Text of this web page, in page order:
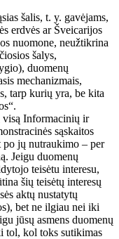
šalis, t. y. gavėjams,
erdvės ar Šveicarijos
nuomone, neužtikrina
šalys,
duomenų
mechanizmais,
tarp kurių yra, be kita
visą Informacinių ir
sąskaitos
jų nutraukimo – per
Jeigu duomenų
teisėtu interesu,
šių teisėtų interesų
aktų nustatytų
bet ne ilgiau nei iki
jūsų asmens duomenų
tol, kol toks sutikimas